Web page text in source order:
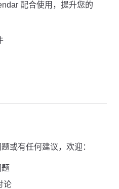
配合使用，提升您的
或有任何建议，欢迎：
论